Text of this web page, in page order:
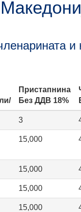
Пристапнина
Без ДДВ 18%
3
15,000
15,000
15,000
15,000